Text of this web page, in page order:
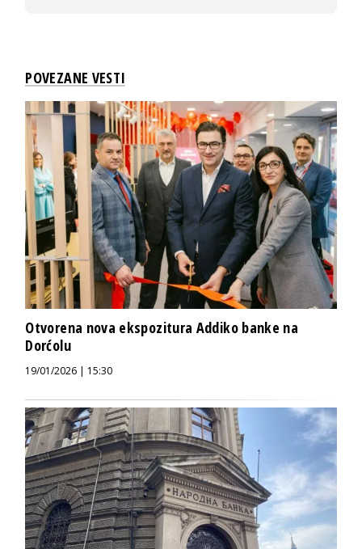
POVEZANE VESTI
Otvorena nova ekspozitura Addiko banke na
Dorćolu
19/01/2026 | 15:30